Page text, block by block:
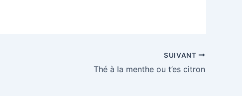
SUIVANT
Thé à la menthe ou t’es citron